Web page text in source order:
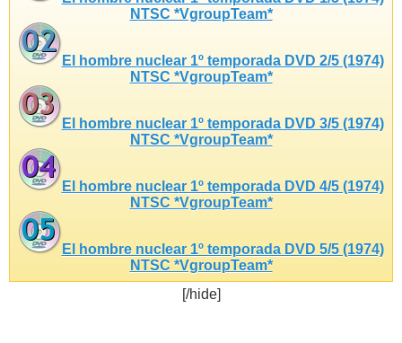
NTSC *VgroupTeam*
El hombre nuclear 1º temporada DVD 2/5 (1974)
NTSC *VgroupTeam*
El hombre nuclear 1º temporada DVD 3/5 (1974)
NTSC *VgroupTeam*
El hombre nuclear 1º temporada DVD 4/5 (1974)
NTSC *VgroupTeam*
El hombre nuclear 1º temporada DVD 5/5 (1974)
NTSC *VgroupTeam*
[/hide]